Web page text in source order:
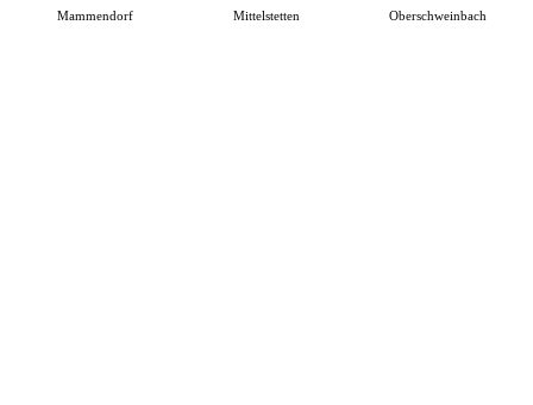
Mammendorf Mittelstetten Oberschweinbach